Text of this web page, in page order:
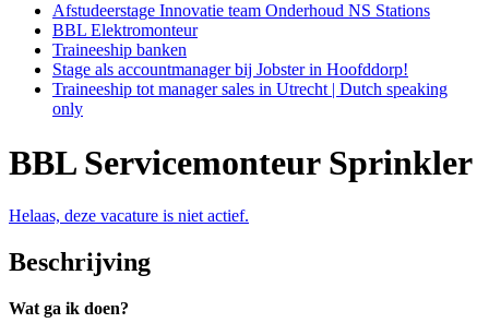
Afstudeerstage Innovatie team Onderhoud NS Stations
BBL Elektromonteur
Traineeship banken
Stage als accountmanager bij Jobster in Hoofddorp!
Traineeship tot manager sales in Utrecht | Dutch speaking
only
BBL Servicemonteur Sprinkler
Helaas, deze vacature is niet actief.
Beschrijving
Wat ga ik doen?